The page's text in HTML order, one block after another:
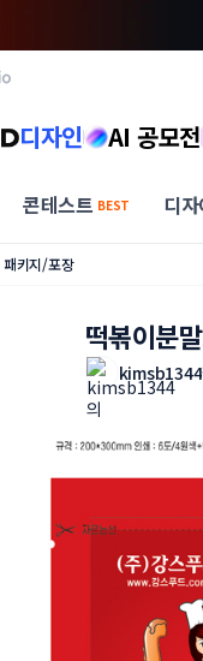
디자인 AI 공모전
콘테스트 BEST 디
패키지/포장
떡볶이분
kimsb1344